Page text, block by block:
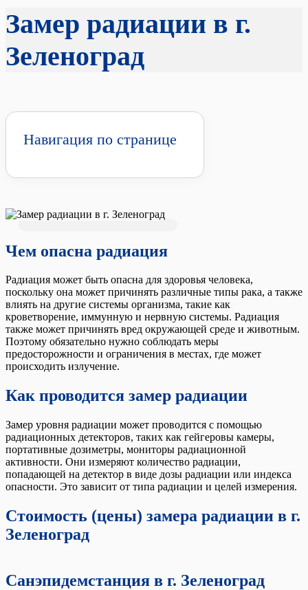
Замер радиации в г.
Зеленоград
Навигация по странице
Чем опасна радиация
Радиация может быть опасна для здоровья человека,
поскольку она может причинять различные типы рака, а также
влиять на другие системы организма, такие как
кроветворение, иммунную и нервную системы. Радиация
также может причинять вред окружающей среде и животным.
Поэтому обязательно нужно соблюдать меры
предосторожности и ограничения в местах, где может
происходить излучение.
Как проводится замер радиации
Замер уровня радиации может проводится с помощью
радиационных детекторов, таких как гейгеровы камеры,
портативные дозиметры, мониторы радиационной
активности. Они измеряют количество радиации,
попадающей на детектор в виде дозы радиации или индекса
опасности. Это зависит от типа радиации и целей измерения.
Стоимость (цены) замера радиации в г.
Зеленоград
Санэпидемстанция в г. Зеленоград